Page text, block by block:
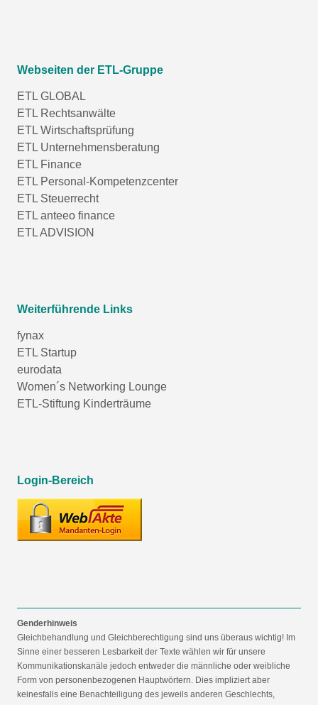
Webseiten der ETL-Gruppe
ETL GLOBAL
ETL Rechtsanwälte
ETL Wirtschaftsprüfung
ETL Unternehmensberatung
ETL Finance
ETL Personal-Kompetenzcenter
ETL Steuerrecht
ETL anteeo finance
ETL ADVISION
Weiterführende Links
fynax
ETL Startup
eurodata
Women´s Networking Lounge
ETL-Stiftung Kinderträume
Login-Bereich
Genderhinweis
Gleichbehandlung und Gleichberechtigung sind uns überaus wichtig! Im
Sinne einer besseren Lesbarkeit der Texte wählen wir für unsere
Kommunikationskanäle jedoch entweder die männliche oder weibliche
Form von personenbezogenen Hauptwörtern. Dies impliziert aber
keinesfalls eine Benachteiligung des jeweils anderen Geschlechts,